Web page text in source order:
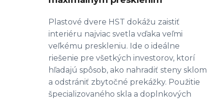
Plastové dvere HST dokážu zaistiť
interiéru najviac svetla vďaka veľmi
veľkému preskleniu. Ide o ideálne
riešenie pre všetkých investorov, ktorí
hľadajú spôsob, ako nahradiť steny sklom
a odstrániť zbytočné prekážky. Použitie
špecializovaného skla a doplnkových